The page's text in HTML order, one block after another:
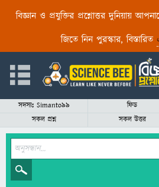
বিজ্ঞান ও প্রযুক্তির প্রশ্নোত্তর দুনিয়ায়
জিতে নিন পুরস্কার, বিস্তারিত
সদস্যঃ Simanto99 ফিড
সকল প্রশ্ন
সকল উত্তর